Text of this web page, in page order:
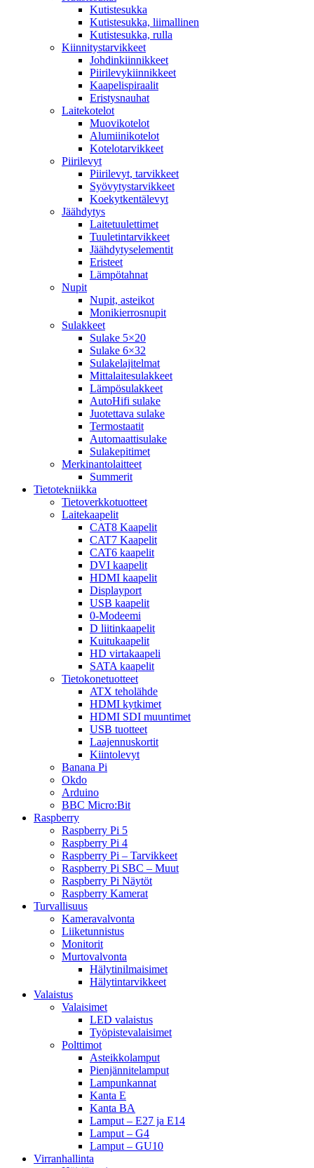
Kutistesukka
Kutistesukka, liimallinen
Kutistesukka, rulla
Kiinnitystarvikkeet
Johdinkiinnikkeet
Piirilevykiinnikkeet
Kaapelispiraalit
Eristysnauhat
Laitekotelot
Muovikotelot
Alumiinikotelot
Kotelotarvikkeet
Piirilevyt
Piirilevyt, tarvikkeet
Syövytystarvikkeet
Koekytkentälevyt
Jäähdytys
Laitetuulettimet
Tuuletintarvikkeet
Jäähdytyselementit
Eristeet
Lämpötahnat
Nupit
Nupit, asteikot
Monikierrosnupit
Sulakkeet
Sulake 5×20
Sulake 6×32
Sulakelajitelmat
Mittalaitesulakkeet
Lämpösulakkeet
AutoHifi sulake
Juotettava sulake
Termostaatit
Automaattisulake
Sulakepitimet
Merkinantolaitteet
Summerit
Tietotekniikka
Tietoverkkotuotteet
Laitekaapelit
CAT8 Kaapelit
CAT7 Kaapelit
CAT6 kaapelit
DVI kaapelit
HDMI kaapelit
Displayport
USB kaapelit
0-Modeemi
D liitinkaapelit
Kuitukaapelit
HD virtakaapeli
SATA kaapelit
Tietokonetuotteet
ATX teholähde
HDMI kytkimet
HDMI SDI muuntimet
USB tuotteet
Laajennuskortit
Kiintolevyt
Banana Pi
Okdo
Arduino
BBC Micro:Bit
Raspberry
Raspberry Pi 5
Raspberry Pi 4
Raspberry Pi – Tarvikkeet
Raspberry Pi SBC – Muut
Raspberry Pi Näytöt
Raspberry Kamerat
Turvallisuus
Kameravalvonta
Liiketunnistus
Monitorit
Murtovalvonta
Hälytinilmaisimet
Hälytintarvikkeet
Valaistus
Valaisimet
LED valaistus
Työpistevalaisimet
Polttimot
Asteikkolamput
Pienjännitelamput
Lampunkannat
Kanta E
Kanta BA
Lamput – E27 ja E14
Lamput – G4
Lamput – GU10
Virranhallinta